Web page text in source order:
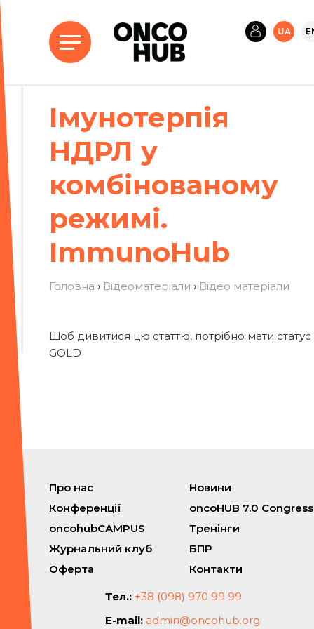
UA
Імунотерпія
НДРЛ у
комбінованому
режимі.
ImmunoHub
Головна › Відеоматеріали › Вiдео матерiали
Щоб дивитися цю статтю, потрібно мати статус
GOLD
Про нас
Новини
Конференції
oncoHUB 7.0 Congress
oncohubCAMPUS
Тренінги
Журнальний клуб
БПР
Оферта
Контакти
Тел.: +38 (098) 970 99 99
E-mail: admin@oncohub.org